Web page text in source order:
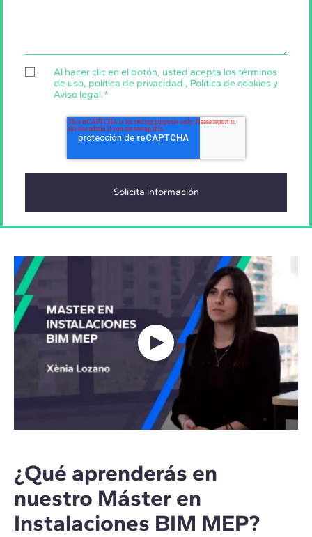
Al hacer clic en el botón, usted acepta los términos
de uso, política de privacidad , Política de cookies y
Aviso legal.*
¿Qué aprenderás en
nuestro Máster en
Instalaciones BIM MEP?